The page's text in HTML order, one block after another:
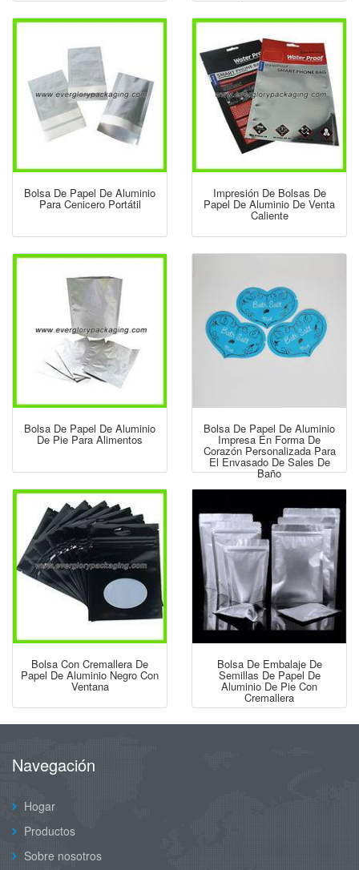
Bolsa De Papel De Aluminio
Para Cenicero Portátil
Impresión De Bolsas De
Papel De Aluminio De Venta
Caliente
Bolsa De Papel De Aluminio
De Pie Para Alimentos
Bolsa De Papel De Aluminio
Impresa En Forma De
Corazón Personalizada Para
El Envasado De Sales De
Baño
Bolsa Con Cremallera De
Papel De Aluminio Negro Con
Ventana
Bolsa De Embalaje De
Semillas De Papel De
Aluminio De Pie Con
Cremallera
Navegación
Hogar
Productos
Sobre nosotros